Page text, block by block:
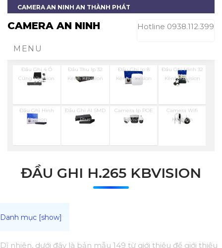
CAMERA AN NINH AN THÀNH PHÁT
CAMERA AN NINH Hotline 0938.112.399
MENU
Đầu Ghi 4 Ổ
Cứng Kbvision
Đầu Thu Ip 32
Kênh Kbvision
Đầu Ghi Ip 8
Kênh Kbvision
Đầu Ghi Hình 32
Kênh Kbvision
Đầu Ghi Hình
Kbvision
Đầu Ghi AI SMD
Plus
Camera Ip POE
Kbvision
Camera Wifi
Kbvision
ĐẦU GHI H.265 KBVISION
Dĩ nhiên, dưới đây là bản mẫu 149 từ giới thiệu để giới thiệu